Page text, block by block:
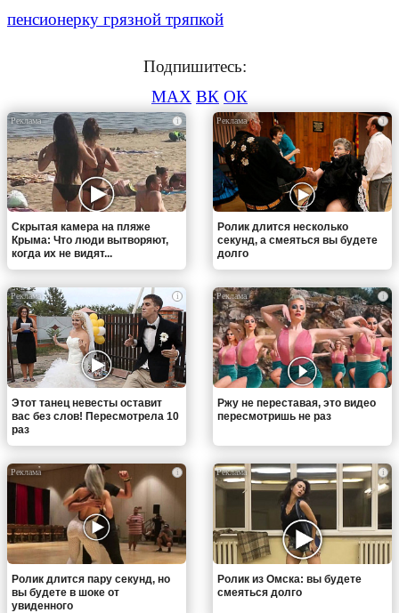
пенсионерку грязной тряпкой
Подпишитесь:
MAX ВК ОК
i
Скрытая камера на пляже
Крыма: Что люди вытворяют,
когда их не видят...
i
Ролик длится несколько
секунд, а смеяться вы будете
долго
i
Этот танец невесты оставит
вас без слов! Пересмотрела 10
раз
i
Ржу не переставая, это видео
пересмотришь не раз
i
Ролик длится пару секунд, но
вы будете в шоке от
увиденного
i
Ролик из Омска: вы будете
смеяться долго